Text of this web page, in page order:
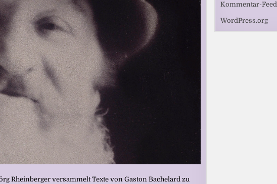
Rheinberger versammelt Texte von Gaston Bachelard zu
Kommentar-Feed
WordPress.org